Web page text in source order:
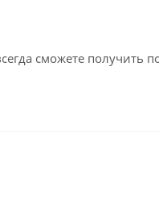
сможете получить